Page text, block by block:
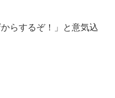
らするぞ！」と意気込